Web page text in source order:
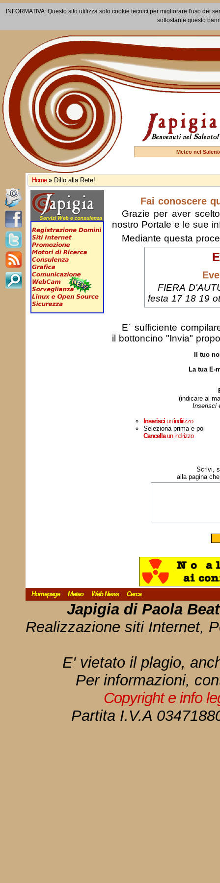
INFORMATIVA: Questo sito utilizza solo cookie tecnici per migliorare l'uso dei
sottostante questo
Meteo nel
Home » Dillo alla Rete!
Fai conoscere
Grazie per aver
nostro Portale e le sue
Mediante questa
FIERA
festa 17 18 19
E` sufficiente
il bottoncino "Invia"
Il tuo
La tua E-
(indicare al
Inserisci
Inserisciun indirizzo
Seleziona prima e poi
Cancellaun indirizzo
Scrivi,
alla pagina
Homepage Meteo Web News Cerca
Japigia di Paola
Realizzazione siti Internet,
E' vietato il plagio,
Per informazioni,
Copyright e info
Partita I.V.A